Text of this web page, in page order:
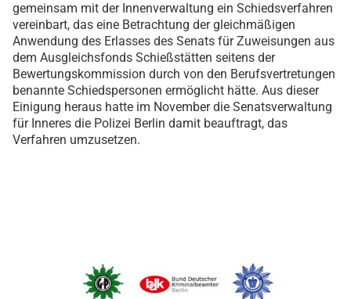
gemeinsam mit der Innenverwaltung ein Schiedsverfahren
vereinbart, das eine Betrachtung der gleichmäßigen
Anwendung des Erlasses des Senats für Zuweisungen aus
dem Ausgleichsfonds Schießstätten seitens der
Bewertungskommission durch von den Berufsvertretungen
benannte Schiedspersonen ermöglicht hätte. Aus dieser
Einigung heraus hatte im November die Senatsverwaltung
für Inneres die Polizei Berlin damit beauftragt, das
Verfahren umzusetzen.